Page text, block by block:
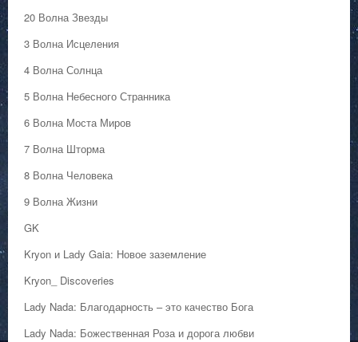
20 Волна Звезды
3 Волна Исцеления
4 Волна Солнца
5 Волна Небесного Странника
6 Волна Моста Миров
7 Волна Шторма
8 Волна Человека
9 Волна Жизни
GK
Kryon и Lady Gaia: Новое заземление
Kryon_ Discoveries
Lady Nada: Благодарность – это качество Бога
Lady Nada: Божественная Роза и дорога любви